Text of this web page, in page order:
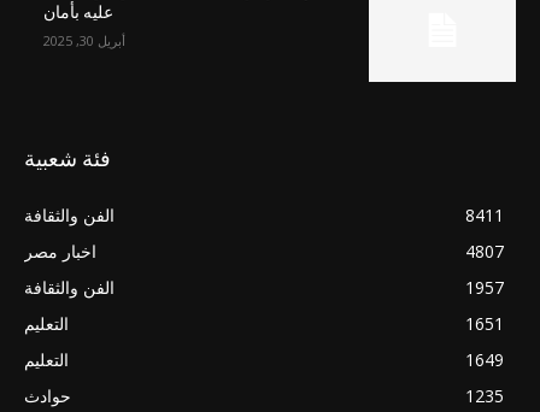
عليه بأمان
أبريل 30, 2025
فئة شعبية
الفن والثقافة
8411
اخبار مصر
4807
الفن والثقافة
1957
التعليم
1651
التعليم
1649
حوادث
1235